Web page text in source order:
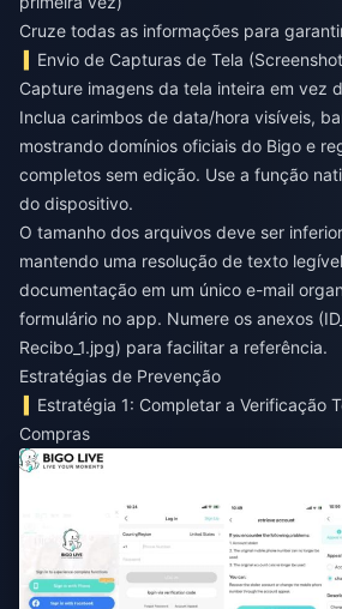
Cruze todas as informações para
Envio de Capturas de Tela
Capture imagens da tela inteira em vez
Inclua carimbos de data/hora visíveis,
mostrando domínios oficiais do Bigo e
completos sem edição. Use a função
do dispositivo.
O tamanho dos arquivos deve ser
mantendo uma resolução de texto
documentação em um único e-mail
formulário no app. Numere os anexos
Recibo_1.jpg) para facilitar a referência.
Estratégias de Prevenção
Estratégia 1: Completar a Verificação
Compras